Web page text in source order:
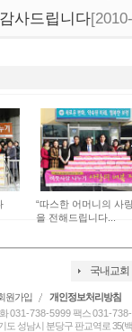
사드립니다
“따스한 어머니의 사
을 전해드립니다...
국내교회
원가입
개인정보처리방침
031-738-5999 팩스031-
도 성남시 분당구 판교역로 35(